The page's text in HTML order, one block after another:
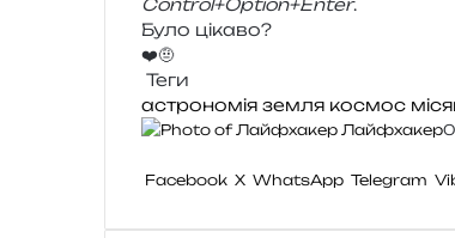
Control+Option+Enter.
Було цікаво?
❤️🤨
Теги
астрономія земля космос
Лайфхакер
Facebook X WhatsApp Telegram